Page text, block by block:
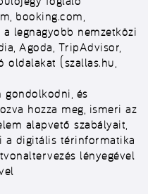
booking.com,
a legnagyobb nemzetközi
Agoda, TripAdvisor,
oldalakat (szallas.hu,
gondolkodni, és
hozza meg, ismeri az
alapvető szabályait,
a digitális térinformatika
lényegével